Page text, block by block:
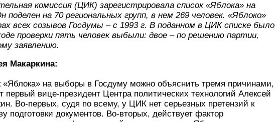
комиссия (ЦИК) зарегистрировала список «Яблока» на
поделен на 70 региональных групп, в нем 269 человек. «Яблоко»
всех созывов Госдумы – с 1993 г. В поданном в ЦИК списке было
проверки пять человек выбыли: двое – по решению партии,
заявлению.
Макаркина:
«Яблока» на выборы в Госдуму можно объяснить тремя причинами,
первый вице-президент Центра политических технологий Алексей
Во-первых, судя по всему, у ЦИК нет серьезных претензий к
подготовки документов. Во-вторых, действует фактор